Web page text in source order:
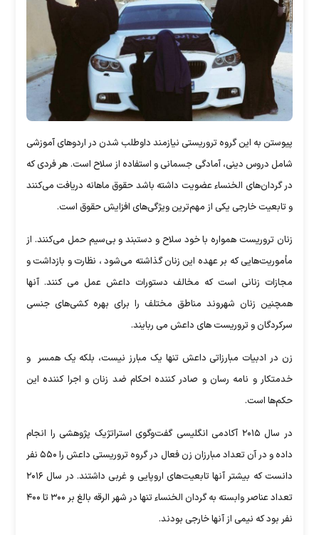
پیوستن به این گروه تروریستی نیازمند داوطلب شدن در اردوهای آموزشی
شامل دروس دینی، آمادگی جسمانی و استفاده از سلاح است. هر فردی که
در گردان‌های الخنساء عضویت داشته باشد حقوق ماهانه دریافت می‌کنند
و تابعیت خارجی یکی از مهم‌ترین ویژگی‌های افزایش حقوق است.
زنان تروریست همواره با خود سلاح و دستبند و بی‌سیم حمل می‌کنند. از
مأموریت‌هایی که بر عهده این زنان گذاشته می‌شود ، نظارت و بازداشت و
مجازات زنانی است که مخالف دستورات داعش عمل می کنند. آنها
همچنین زنان شهروند مناطق مختلف را برای بهره کشی‌های جنسی
سرکردگان و تروریست های داعش می ربایند.
زن در ادبیات مبارزاتی داعش تنها یک مبارز نیست، بلکه یک همسر و
خدمتکار و نامه رسان و صادر کننده احکام ضد زنان و اجرا کننده این
حکم‌ها است.
در سال ۲۰۱۵ آکادمی انگلیسی گفت‌وگوی استراتژیک پژوهشی را انجام
داده و در آن تعداد مبارزان زن فعال در گروه تروریستی داعش را ۵۵۰ نفر
دانست که بیشتر آنها تابعیت‌های اروپایی و غربی داشتند. در سال ۲۰۱۶
تعداد عناصر وابسته به گردان الخنساء تنها در شهر الرقه بالغ بر ۳۰۰ تا ۴۰۰
نفر بود که نیمی از آنها خارجی بودند.